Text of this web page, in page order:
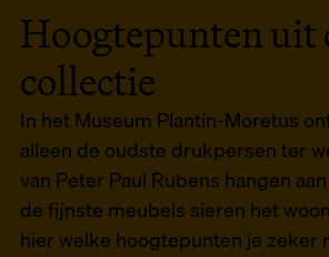
Hoogtepunten uit
collectie
In het Museum Plantin-Moretus
alleen de oudste drukpersen ter
van Peter Paul Rubens hangen
de fijnste meubels sieren het
hier welke hoogtepunten je zeker